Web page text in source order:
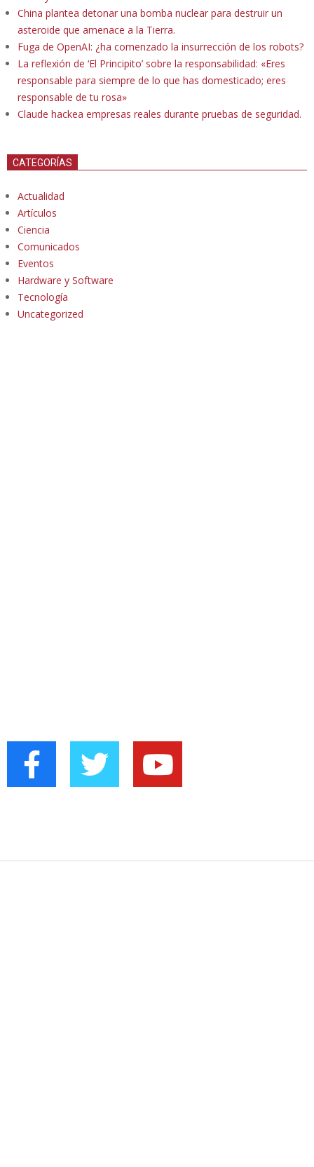
China plantea detonar una bomba nuclear para destruir un
asteroide que amenace a la Tierra.
Fuga de OpenAI: ¿ha comenzado la insurrección de los robots?
La reflexión de ‘El Principito’ sobre la responsabilidad: «Eres
responsable para siempre de lo que has domesticado; eres
responsable de tu rosa»
Claude hackea empresas reales durante pruebas de seguridad.
CATEGORÍAS
Actualidad
Artículos
Ciencia
Comunicados
Eventos
Hardware y Software
Tecnología
Uncategorized